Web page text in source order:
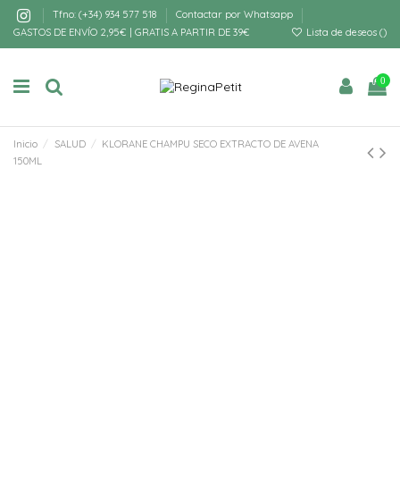
Tfno: (+34) 934 577 518
Contactar por Whatsapp
GASTOS DE ENVÍO 2,95€ | GRATIS A PARTIR DE 39€
Lista de deseos ()
0
Inicio SALUD
KLORANE CHAMPU SECO EXTRACTO DE AVENA
150ML